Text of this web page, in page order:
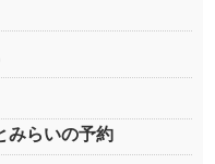
みらいの予約